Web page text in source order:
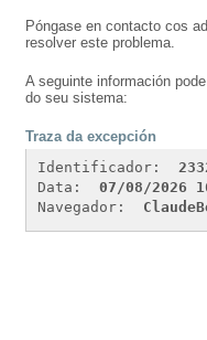
Póngase en contacto cos
resolver este problema.
A seguinte información
do seu sistema:
Traza da excepción
Identificador:
Data:
07/08/2026
Navegador: